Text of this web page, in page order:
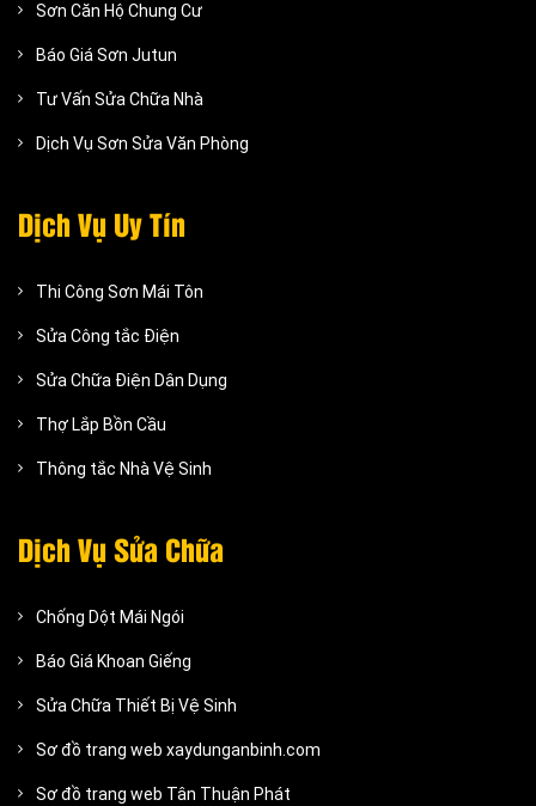
Sơn Căn Hộ Chung Cư
Báo Giá Sơn Jutun
Tư Vấn Sửa Chữa Nhà
Dịch Vụ Sơn Sửa Văn Phòng
Dịch Vụ Uy Tín
Thi Công Sơn Mái Tôn
Sửa Công tắc Điện
Sửa Chữa Điện Dân Dụng
Thợ Lắp Bồn Cầu
Thông tắc Nhà Vệ Sinh
Dịch Vụ Sửa Chữa
Chống Dột Mái Ngói
Báo Giá Khoan Giếng
Sửa Chữa Thiết Bị Vệ Sinh
Sơ đồ trang web xaydunganbinh.com
Sơ đồ trang web Tân Thuận Phát